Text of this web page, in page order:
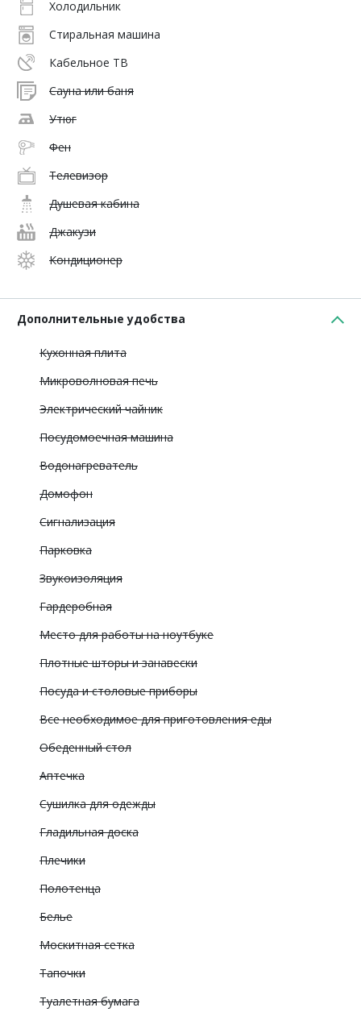
Холодильник
Стиральная машина
Кабельное ТВ
Сауна или баня
Утюг
Фен
Телевизор
Душевая кабина
Джакузи
Кондиционер
Дополнительные удобства
Кухонная плита
Микроволновая печь
Электрический чайник
Посудомоечная машина
Водонагреватель
Домофон
Сигнализация
Парковка
Звукоизоляция
Гардеробная
Место для работы на ноутбуке
Плотные шторы и занавески
Посуда и столовые приборы
Все необходимое для приготовления еды
Обеденный стол
Аптечка
Сушилка для одежды
Гладильная доска
Плечики
Полотенца
Белье
Москитная сетка
Тапочки
Туалетная бумага